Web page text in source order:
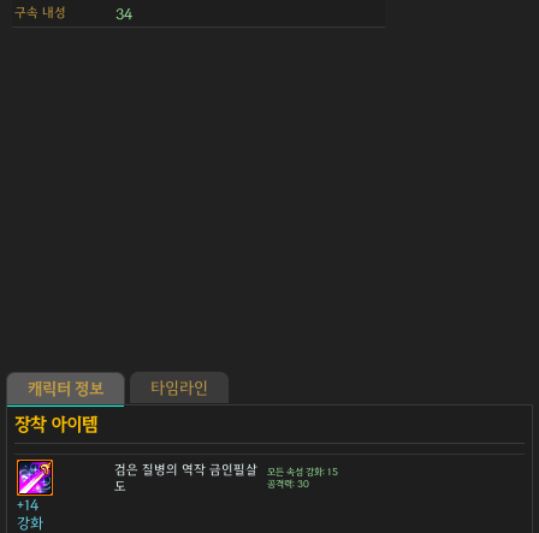
구속 내성 34
캐릭터 정보 타임라인
검은 질병의 역작 금인필살
도
모든 속성 강화: 15
공격력: 30
+14
강화